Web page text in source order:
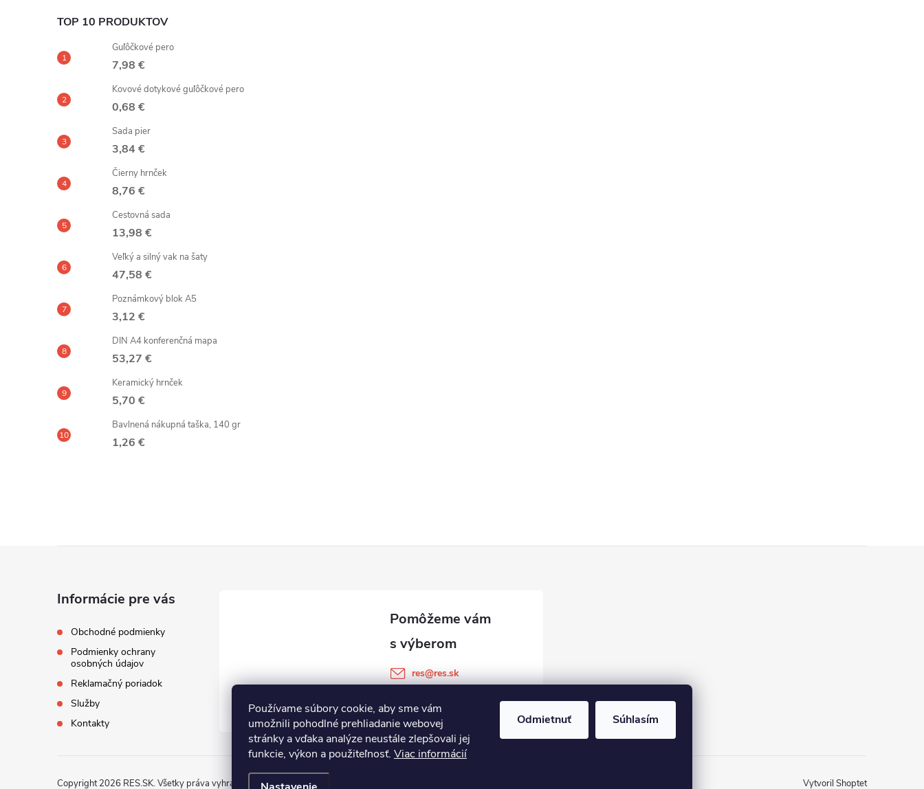
Používame súbory cookie, aby sme vám
umožnili pohodlné prehliadanie webovej
stránky a vďaka analýze neustále zlepšovali jej
funkcie, výkon a použiteľnosť. Viac informácií
Odmietnuť Súhlasím
TOP 10 PRODUKTOV
Guľôčkové pero
7,98 €
Kovové dotykové guľôčkové pero
0,68 €
Sada pier
3,84 €
Čierny hrnček
8,76 €
Cestovná sada
13,98 €
Veľký a silný vak na šaty
47,58 €
Poznámkový blok A5
3,12 €
DIN A4 konferenčná mapa
53,27 €
Keramický hrnček
5,70 €
Bavlnená nákupná taška, 140 gr
1,26 €
Informácie pre vás
Obchodné podmienky
Podmienky ochrany
osobných údajov
Reklamačný poriadok
Služby
Kontakty
res@res.sk
Vytvoril Shoptet
Copyright 2026 RES.SK. Všetky práva vyhradené.